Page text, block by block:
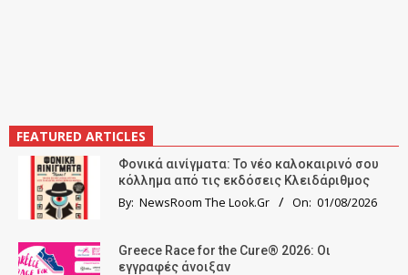
FEATURED ARTICLES
Φονικά αινίγματα: Το νέο καλοκαιρινό σου
κόλλημα από τις εκδόσεις Κλειδάριθμος
By: NewsRoom The Look.Gr On: 01/08/2026
Greece Race for the Cure® 2026: Οι
εγγραφές άνοιξαν